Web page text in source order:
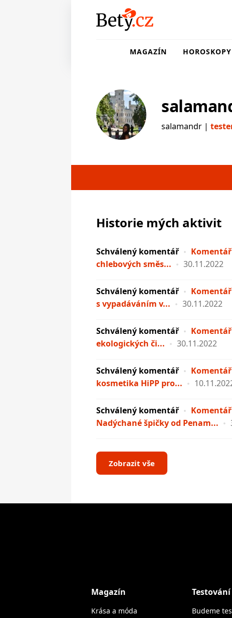
MAGAZÍN HOROSKOPY
salamandr |
Historie mých aktivit
Schválený komentář
Komentář
chlebových směs...
30.11.2022
Schválený komentář
Komentář
s vypadáváním v...
30.11.2022
Schválený komentář
Komentář
ekologických či...
30.11.2022
Schválený komentář
Komentář
kosmetika HiPP pro...
Schválený komentář
Komentář
Nadýchané špičky od Penam...
Zobrazit vše
Magazín
Krása a móda
Testování
Budeme